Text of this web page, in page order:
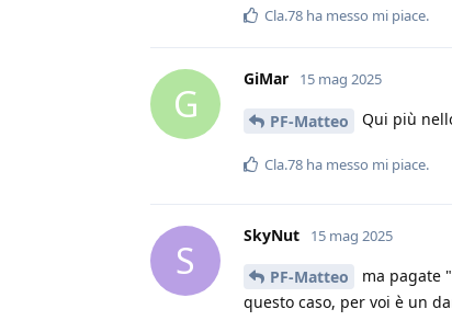
Cla.78 ha messo mi piace.
G
GiMar 15 mag 2025
PF-Matteo Qui più
Cla.78 ha messo mi piace.
S
SkyNut 15 mag 2025
PF-Matteo
ma pagate
questo caso, per voi è un